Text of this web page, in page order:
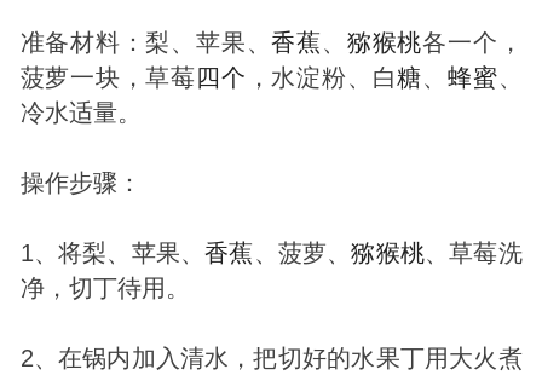
准备材料：梨、苹果、香蕉、 猕猴桃各一个，
菠萝一块，草莓四个 ，水淀粉、白糖、 蜂蜜、
冷水适量。
操作步骤：
1、将梨、苹果、香蕉、菠萝、猕猴桃、草莓洗
净，切丁待用。
2、在锅内加入清水，把切好的水果丁用大火煮